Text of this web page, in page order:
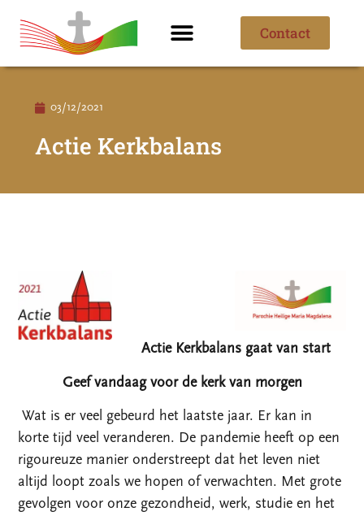
Contact
03/12/2021
Actie Kerkbalans
Actie Kerkbalans gaat van start
Geef vandaag voor de kerk van morgen
Wat is er veel gebeurd het laatste jaar. Er kan in
korte tijd veel veranderen. De pandemie heeft op een
rigoureuze manier onderstreept dat het leven niet
altijd loopt zoals we hopen of verwachten. Met grote
gevolgen voor onze gezondheid, werk, studie en het